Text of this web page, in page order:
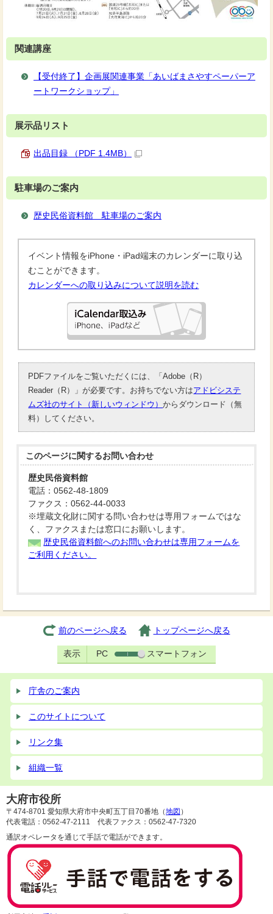
関連講座
【受付終了】企画展関連事業「あいばまさやすペーパーア
ートワークショップ」
展示品リスト
出品目録 （PDF 1.4MB）
駐車場のご案内
歴史民俗資料館 駐車場のご案内
イベント情報をiPhone・iPad端末のカレンダーに取り込
むことができます。
カレンダーへの取り込みについて説明を読む
PDFファイルをご覧いただくには、「Adobe（R）
Reader（R）」が必要です。お持ちでない方はアドビシステ
ムズ社のサイト（新しいウィンドウ）からダウンロード（無
料）してください。
このページに関するお問い合わせ
歴史民俗資料館
電話：0562-48-1809
ファクス：0562-44-0033
※埋蔵文化財に関する問い合わせは専用フォームではな
く、ファクスまたは窓口にお願いします。
歴史民俗資料館へのお問い合わせは専用フォームを
ご利用ください。
前のページへ戻る トップページへ戻る
表示 PC スマートフォン
庁舎のご案内
このサイトについて
リンク集
組織一覧
大府市役所
〒474-8701 愛知県大府市中央町五丁目70番地（地図 ）
代表電話：0562-47-2111 代表ファクス：0562-47-7320
通訳オペレータを通じて手話で電話ができます。